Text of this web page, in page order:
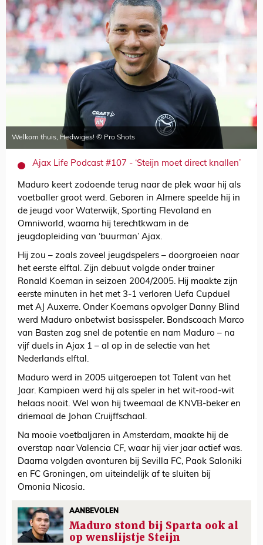
Welkom thuis, Hedwiges! © Pro Shots
Ajax Life Podcast #107 - ‘Steijn moet direct knallen’
Maduro keert zodoende terug naar de plek waar hij als
voetballer groot werd. Geboren in Almere speelde hij in
de jeugd voor Waterwijk, Sporting Flevoland en
Omniworld, waarna hij terechtkwam in de
jeugdopleiding van ‘buurman’ Ajax.
Hij zou – zoals zoveel jeugdspelers – doorgroeien naar
het eerste elftal. Zijn debuut volgde onder trainer
Ronald Koeman in seizoen 2004/2005. Hij maakte zijn
eerste minuten in het met 3-1 verloren Uefa Cupduel
met AJ Auxerre. Onder Koemans opvolger Danny Blind
werd Maduro onbetwist basisspeler. Bondscoach Marco
van Basten zag snel de potentie en nam Maduro – na
vijf duels in Ajax 1 – al op in de selectie van het
Nederlands elftal.
Maduro werd in 2005 uitgeroepen tot Talent van het
Jaar. Kampioen werd hij als speler in het wit-rood-wit
helaas nooit. Wel won hij tweemaal de KNVB-beker en
driemaal de Johan Cruijffschaal.
Na mooie voetbaljaren in Amsterdam, maakte hij de
overstap naar Valencia CF, waar hij vier jaar actief was.
Daarna volgden avonturen bij Sevilla FC, Paok Saloniki
en FC Groningen, om uiteindelijk af te sluiten bij
Omonia Nicosia.
AANBEVOLEN
Maduro stond bij Sparta ook al
op wenslijstje Steijn